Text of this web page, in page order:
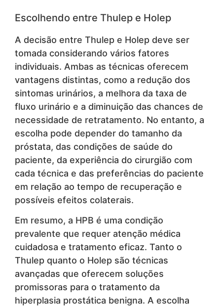
Escolhendo entre Thulep e Holep
A decisão entre Thulep e Holep deve ser
tomada considerando vários fatores
individuais. Ambas as técnicas oferecem
vantagens distintas, como a redução dos
sintomas urinários, a melhora da taxa de
fluxo urinário e a diminuição das chances de
necessidade de retratamento. No entanto, a
escolha pode depender do tamanho da
próstata, das condições de saúde do
paciente, da experiência do cirurgião com
cada técnica e das preferências do paciente
em relação ao tempo de recuperação e
possíveis efeitos colaterais.
Em resumo, a HPB é uma condição
prevalente que requer atenção médica
cuidadosa e tratamento eficaz. Tanto o
Thulep quanto o Holep são técnicas
avançadas que oferecem soluções
promissoras para o tratamento da
hiperplasia prostática benigna. A escolha